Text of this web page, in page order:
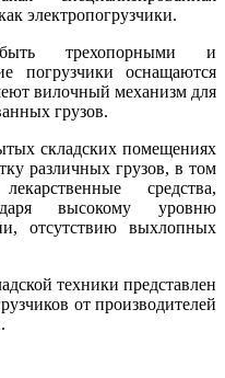
электропогрузчики.
быть трехопорными и
погрузчики оснащаются
вилочный механизм для
грузов.
складских помещениях
различных грузов, в том
средства,
высокому уровню
отсутствию выхлопных
техники представлен
от производителей